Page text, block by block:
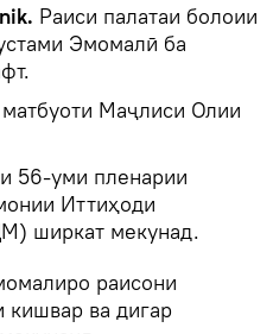
Раиси палатаи болоии
Эмомалӣ ба
Маҷлиси Олии
56-уми пленарии
Иттиҳоди
ширкат мекунад.
раисони
ва дигар